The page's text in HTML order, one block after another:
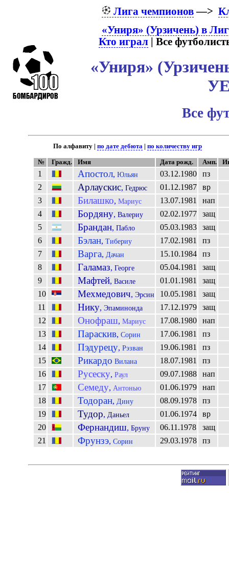
Лига чемпионов—>
«Униря» (Урзичень) в
Кто играл| Все
«Униря»
Все
По алфавиту |по дате дебюта |по количеству игр
№ Гражд. Имя Дата рожд. Амп.
1 Апостол, Юльян 03.12.1980
пз
2
Арлаускис, Гедрюс 01.12.1987
вр
3
Билашко, Мариус 13.07.1981
нап
4
Бордяну, Валериу 02.02.1977
защ
5
Брандан, Пабло 05.03.1983
защ
6
Бэлан, Тибериу 17.02.1981
пз
7
Варга, Дачан 15.10.1984
пз
8
Галамаз, Георге 05.04.1981
защ
9
Мафтей, Василе 01.01.1981
защ
10
Мехмедович, Эрсин 10.05.1981
защ
11
Нику, Эпаминонда 17.12.1979
защ
12
Онофраш, Мариус 17.08.1980
нап
13
Параскив, Сорин 17.06.1981
пз
14
Пэдурецу, Рэзван 19.06.1981
пз
15
Рикардо Вилана 18.07.1981
пз
16
Русеску, Раул 09.07.1988
нап
17
Семеду, Антонью 01.06.1979
нап
18
Тодоран, Дину 08.09.1978
пз
19
Тудор, Даньел 01.06.1974
вр
20
Фернандиш, Бруну 06.11.1978
защ
21
Фрунзэ, Сорин 29.03.1978 пз